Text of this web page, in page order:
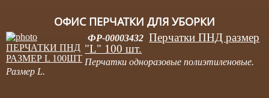
ОФИС ПЕРЧАТКИ ДЛЯ УБОРКИ
ФР-00003432 Перчатки ПНД размер
"L" 100 шт.
Перчатки одноразовые полиэтиленовые.
Размер L.